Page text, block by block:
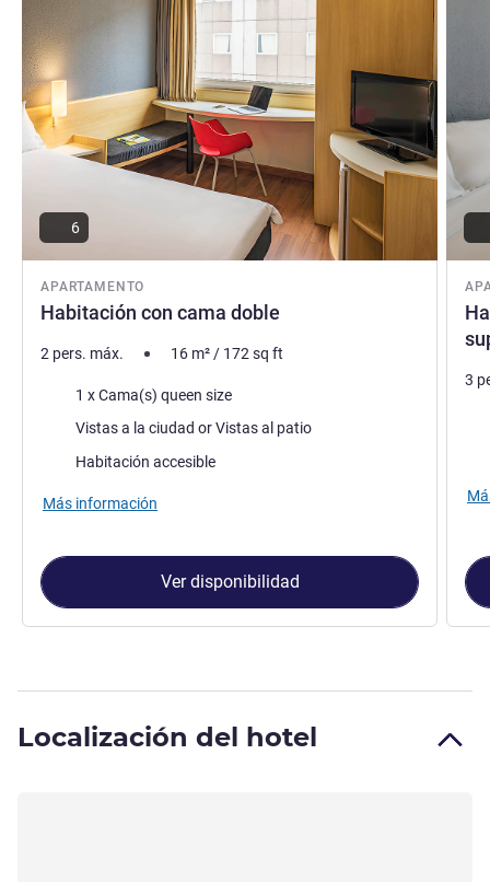
APARTAMENTO
Habitación con cama doble
6
2 pers. máx. 16 m²/ 172sq ft
Ropa de cama
1 x Cama(s) queen size
Views :
Vistas a la ciudad or Vistas al patio
Habitación accesible
Más información
Ver disponibilidad
3
Localización del hotel